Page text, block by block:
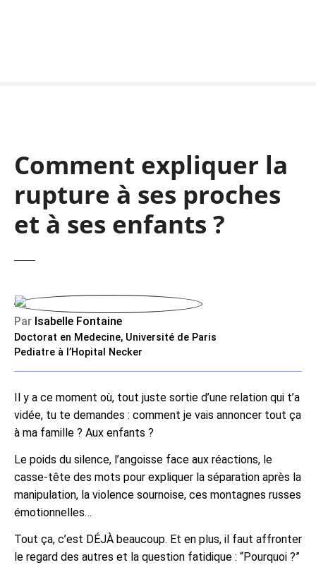
Comment expliquer la
rupture à ses proches
et à ses enfants ?
Par Isabelle Fontaine
Doctorat en Medecine, Université de Paris
Pediatre à l’Hopital Necker
Il y a ce moment où, tout juste sortie d’une relation qui t’a
vidée, tu te demandes : comment je vais annoncer tout ça
à ma famille ? Aux enfants ?
Le poids du silence, l’angoisse face aux réactions, le
casse-tête des mots pour expliquer la séparation après la
manipulation, la violence sournoise, ces montagnes russes
émotionnelles…
Tout ça, c’est DÉJÀ beaucoup. Et en plus, il faut affronter
le regard des autres et la question fatidique : “Pourquoi ?”